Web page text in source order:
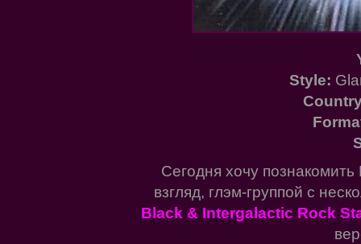
Style:
Сегодня хочу
взгляд, глэм-группой с
Black & Intergalactic Rock